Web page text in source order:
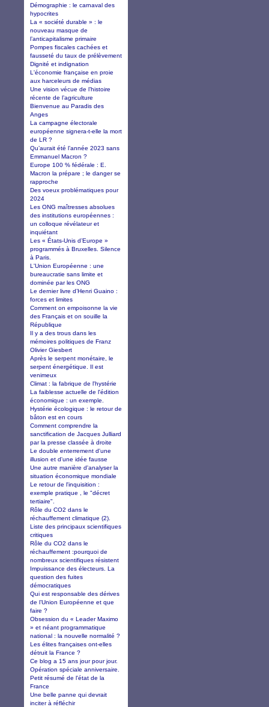
Démographie : le carnaval des
hypocrites
La « société durable » : le
nouveau masque de
l’anticapitalisme primaire
Pompes fiscales cachées et
fausseté du taux de prélèvement
Dignité et indignation
L'économie française en proie
aux harceleurs de médias
Une vision vécue de l’histoire
récente de l’agriculture
Bienvenue au Paradis des
Anges
La campagne électorale
européenne signera-t-elle la mort
de LR ?
Qu’aurait été l’année 2023 sans
Emmanuel Macron ?
Europe 100 % fédérale : E.
Macron la prépare ; le danger se
rapproche
Des voeux problématiques pour
2024
Les ONG maîtresses absolues
des institutions européennes :
un colloque révélateur et
inquiétant
Les « États-Unis d’Europe »
programmés à Bruxelles. Silence
à Paris.
L'Union Européenne : une
bureaucratie sans limite et
dominée par les ONG
Le dernier livre d’Henri Guaino :
forces et limites
Comment on empoisonne la vie
des Français et on souille la
République
Il y a des trous dans les
mémoires politiques de Franz
Olivier Giesbert
Après le serpent monétaire, le
serpent énergétique. Il est
venimeux
Climat : la fabrique de l'hystérie
La faiblesse actuelle de l'édition
économique : un exemple.
Hystérie écologique : le retour de
bâton est en cours
Comment comprendre la
sanctification de Jacques Julliard
par la presse classée à droite
Le double enterrement d'une
illusion et d'une idée fausse
Une autre manière d'analyser la
situation économique mondiale
Le retour de l'inquisition :
exemple pratique , le "décret
tertiaire".
Rôle du CO2 dans le
réchauffement climatique (2).
Liste des principaux scientifiques
critiques
Rôle du CO2 dans le
réchauffement :pourquoi de
nombreux scientifiques résistent
Impuissance des électeurs. La
question des fuites
démocratiques
Qui est responsable des dérives
de l’Union Européenne et que
faire ?
Obsession du « Leader Maximo
» et néant programmatique
national : la nouvelle normalité ?
Les élites françaises ont-elles
détruit la France ?
Ce blog a 15 ans jour pour jour.
Opération spéciale anniversaire.
Petit résumé de l'état de la
France
Une belle panne qui devrait
inciter à réfléchir